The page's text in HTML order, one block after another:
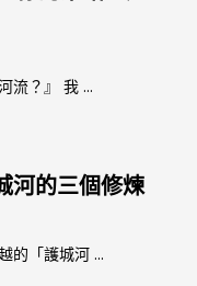
流？』 我 ...
河的三個修煉
的「護城河 ...